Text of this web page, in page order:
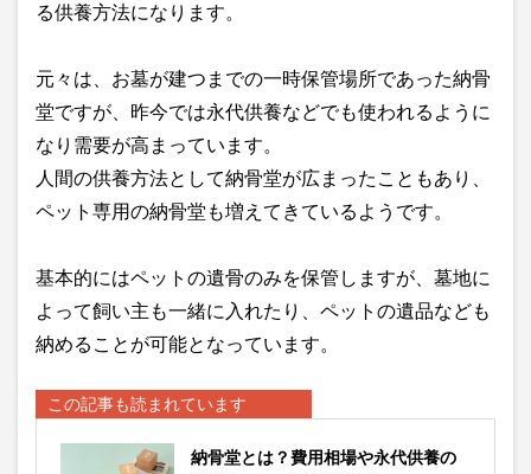
る供養方法になります。
元々は、お墓が建つまでの一時保管場所であった納骨
堂ですが、昨今では永代供養などでも使われるように
なり需要が高まっています。
人間の供養方法として納骨堂が広まったこともあり、
ペット専用の納骨堂も増えてきているようです。
基本的にはペットの遺骨のみを保管しますが、墓地に
よって飼い主も一緒に入れたり、ペットの遺品なども
納めることが可能となっています。
この記事も読まれています
納骨堂とは？費用相場や永代供養の